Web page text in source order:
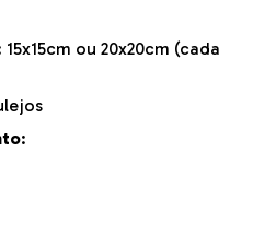
ou 20x20cm (cada
: